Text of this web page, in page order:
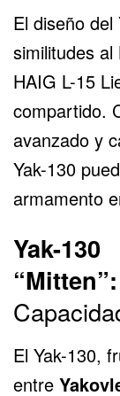
El diseño del
similitudes al
HAIG L-15
compartido.
avanzado y
Yak-130
armamento
Yak-130
“Mitten”:
El Yak-130,
entre